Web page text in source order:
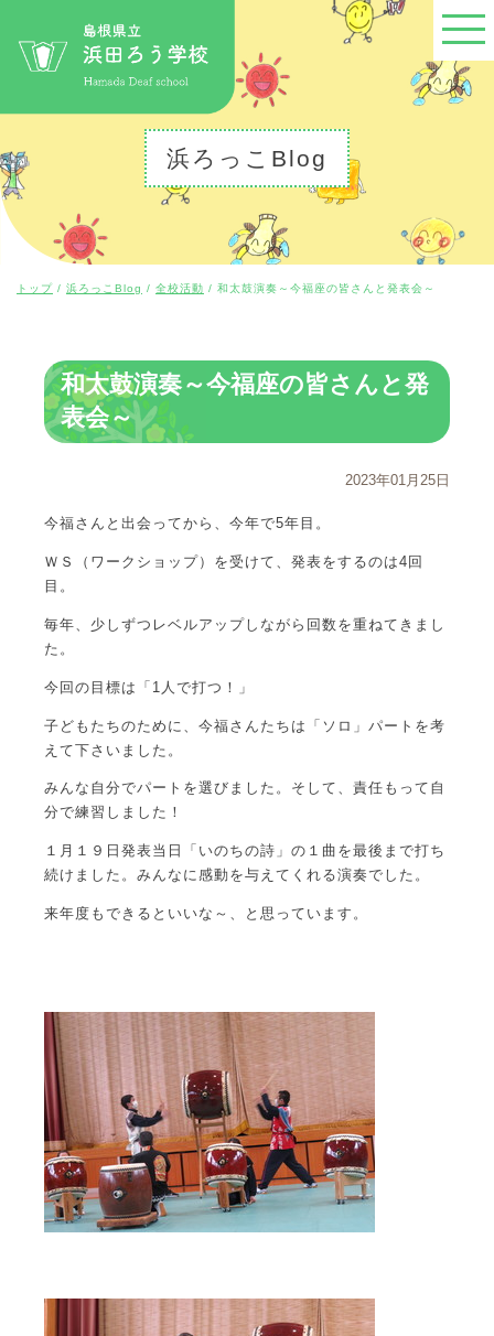
浜ろっこBlog
現
トップ / 浜ろっこBlog / 全校活動 / 和太鼓演奏～今福座の皆さんと発表会～
和太鼓演奏～今福座の皆さんと発
表会～
2023年01月25日
今福さんと出会ってから、今年で5年目。
ＷＳ（ワークショップ）を受けて、発表をするのは4回
目。
毎年、少しずつレベルアップしながら回数を重ねてきまし
た。
今回の目標は「1人で打つ！」
子どもたちのために、今福さんたちは「ソロ」パートを考
えて下さいました。
みんな自分でパートを選びました。そして、責任もって自
分で練習しました！
１月１９日発表当日「いのちの詩」の１曲を最後まで打ち
続けました。みんなに感動を与えてくれる演奏でした。
来年度もできるといいな～、と思っています。